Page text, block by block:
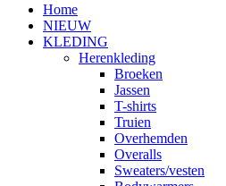
Home
NIEUW
KLEDING
Herenkleding
Broeken
Jassen
T-shirts
Truien
Overhemden
Overalls
Sweaters/vesten